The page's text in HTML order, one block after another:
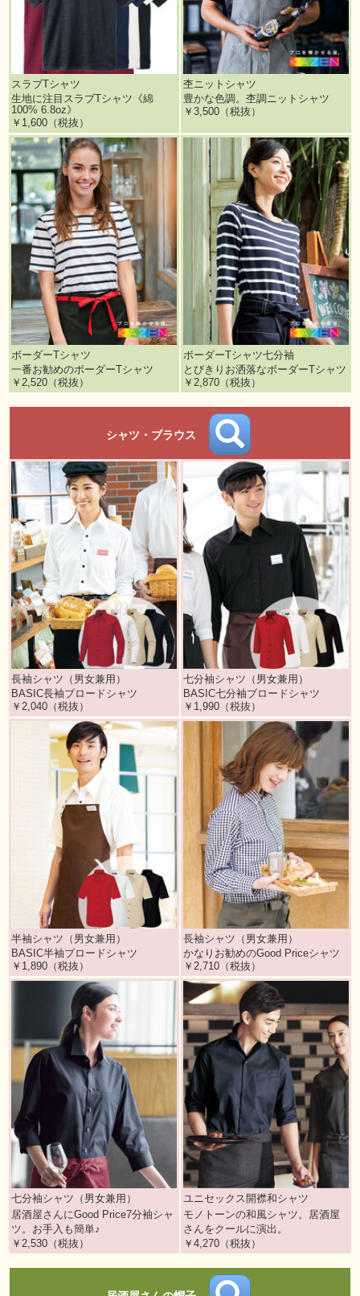
スラブTシャツ
生地に注目スラブTシャツ《綿
100% 6.8oz》
￥1,600（税抜）
杢ニットシャツ
豊かな色調。杢調ニットシャツ
￥3,500（税抜）
ボーダーTシャツ
一番お勧めのボーダーTシャツ
￥2,520（税抜）
ボーダーTシャツ七分袖
とびきりお洒落なボーダーTシャツ
￥2,870（税抜）
シャツ・ブラウス
長袖シャツ（男女兼用）
BASIC長袖ブロードシャツ
￥2,040（税抜）
七分袖シャツ（男女兼用）
BASIC七分袖ブロードシャツ
￥1,990（税抜）
半袖シャツ（男女兼用）
BASIC半袖ブロードシャツ
￥1,890（税抜）
長袖シャツ（男女兼用）
かなりお勧めのGood Priceシャツ
￥2,710（税抜）
七分袖シャツ（男女兼用）
居酒屋さんにGood Price7分袖シャ
ツ。お手入も簡単♪
￥2,530（税抜）
ユニセックス開襟和シャツ
モノトーンの和風シャツ。居酒屋
さんをクールに演出。
￥4,270（税抜）